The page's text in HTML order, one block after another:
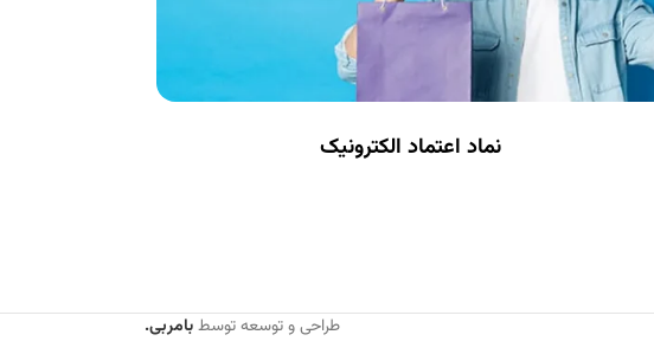
نماد اعتماد الکترونیک
طراحی و توسعه توسطبامربی.